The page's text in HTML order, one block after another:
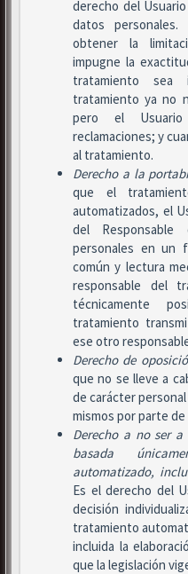
derecho del
datos
obtener la
impugne la
tratamiento sea
tratamiento ya no
pero el
reclamaciones; y
al tratamiento.
Derecho a la
que el
automatizados, el
del
personales en un
común y lectura
responsable del
técnicamente
tratamiento
ese otro
Derecho de
que no se lleve a
de carácter
mismos por parte de
Derecho a no ser a
basada
automatizado,
Es el derecho del
decisión
tratamiento
incluida la
que la legislación